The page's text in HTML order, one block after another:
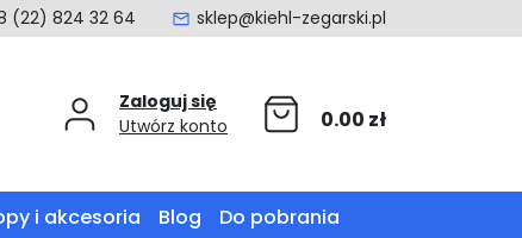
(22) 824 32 64 sklep@kiehl-zegarski.pl
Zaloguj się
Utwórz konto
0.00 zł
i akcesoria Blog
Do pobrania